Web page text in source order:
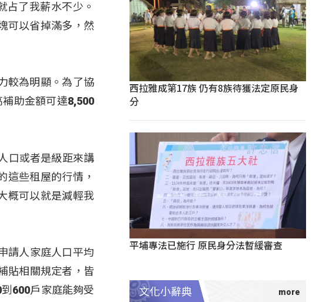
占了我薪水不少。
可以省掉滿多，然
較為明顯。為了協
助金額可達8,500
口或者是級距來講
這些租屋的行情，
概可以就是減輕我
請人家庭人口平均
貼相關規定者，皆
600戶家庭能夠受
西拉雅成第17族 仍有8族待獲法定原民身
分
平埔專法已施行 原民身分法暫緩審查
文化小辭典